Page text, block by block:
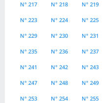
N° 217 N° 218 N° 219
N° 223 N° 224 N° 225
N° 229 N° 230 N° 231
N° 235 N° 236 N° 237
N° 241 N° 242 N° 243
N° 247 N° 248 N° 249
N° 253 N° 254 N° 255